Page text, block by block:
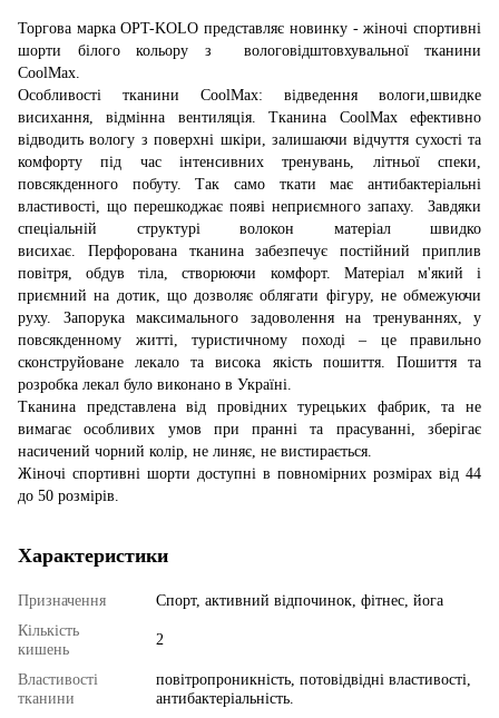
Торгова марка OPT-KOLO представляє новинку - жіночі спортивні
шорти білого кольору з вологовідштовхувальної тканини
CoolMax.
Особливості тканини CoolMax: відведення вологи,швидке
висихання, відмінна вентиляція. Тканина CoolMax ефективно
відводить вологу з поверхні шкіри, залишаючи відчуття сухості та
комфорту під час інтенсивних тренувань, літньої спеки,
повсякденного побуту. Так само ткати має антибактеріальні
властивості, що перешкоджає появі неприємного запаху. Завдяки
спеціальній структурі волокон матеріал швидко
висихає. Перфорована тканина забезпечує постійний приплив
повітря, обдув тіла, створюючи комфорт. Матеріал м'який і
приємний на дотик, що дозволяє облягати фігуру, не обмежуючи
руху. Запорука максимального задоволення на тренуваннях, у
повсякденному житті, туристичному поході – це правильно
сконструйоване лекало та висока якість пошиття. Пошиття та
розробка лекал було виконано в Україні.
Тканина представлена ​​від провідних турецьких фабрик, та не
вимагає особливих умов при пранні та прасуванні, зберігає
насичений чорний колір, не линяє, не вистирається.
Жіночі спортивні шорти доступні в повномірних розмірах від 44
до 50 розмірів.
Характеристики
Призначення
Спорт, активний відпочинок, фітнес, йога
Кількість
кишень
2
Властивості
тканини
повітропроникність, потовідвідні властивості,
антибактеріальність.